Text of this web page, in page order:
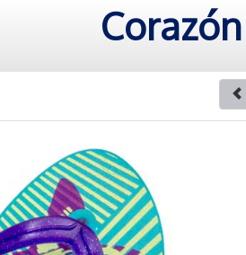
Corazón